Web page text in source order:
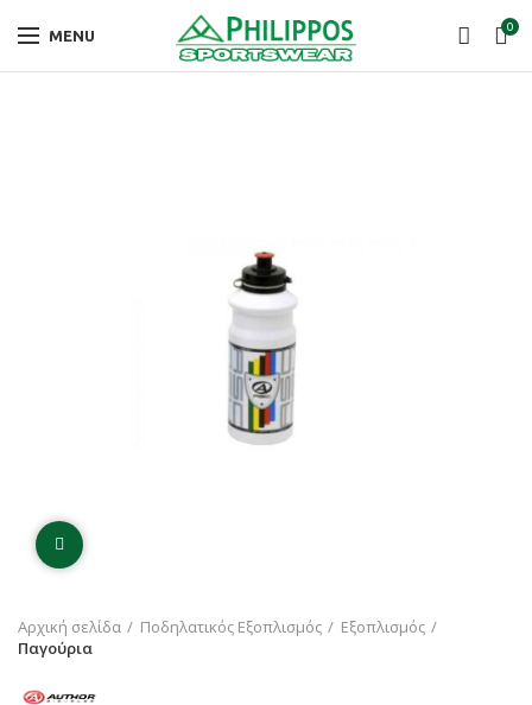
MENU 0
Αρχική σελίδα Ποδηλατικός Εξοπλισμός
Εξοπλισμός
Παγούρια